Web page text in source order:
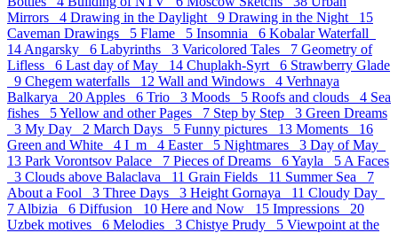
Mirrors 4 Drawing in the Daylight 9 Drawing in the Night 15
Caveman Drawings 5 Flame 5 Insomnia 6 Kobalar Waterfall
14 Angarsky 6 Labyrinths 3 Varicolored Tales 7 Geometry of
Lifless 6 Last day of May 14 Chuplakh-Syrt 6 Strawberry Glade
9 Chegem waterfalls 12 Wall and Windows 4 Verhnaya
Balkarya 20 Apples 6 Trio 3 Moods 5 Roofs and clouds 4 Sea
fishes 5Yellow and other Pages 7 Step by Step 3 Green Dreams
3 My Day 2 March Days 5 Funny pictures 13 Moments 16
Green and White 4 I_m 4 Easter 5 Nightmares 3 Day of May
13 Park Vorontsov Palace 7 Pieces of Dreams 6Yayla 5 A Faces
3 Clouds above Balaclava 11 Grain Fields 11 Summer Sea 7
About a Fool 3 Three Days 3 Height Gornaya 11 Cloudy Day
7 Albizia 6 Diffusion 10 Here and Now 15 Impressions 20
Uzbek motives 6 Melodies 3 Chistye Prudy 5 Viewpoint at the